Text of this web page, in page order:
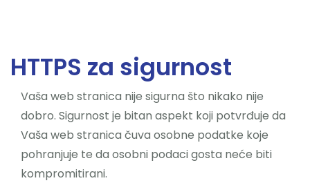
HTTPS za sigurnost
Vaša web stranica nije sigurna što nikako nije
dobro. Sigurnost je bitan aspekt koji potvrđuje da
Vaša web stranica čuva osobne podatke koje
pohranjuje te da osobni podaci gosta neće biti
kompromitirani.